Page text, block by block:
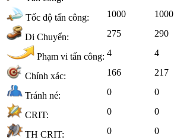
Tốc độ tấn công: 1000 1000
Di Chuyển: 275 290
Phạm vi tấn công: 4 4
Chính xác: 166 217
Tránh né: 0 0
CRIT: 0 0
TH CRIT: 0 0